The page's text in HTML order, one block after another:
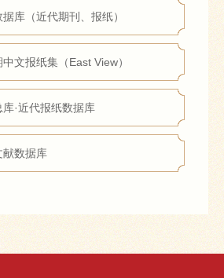
库（近代期刊、报纸）
文报纸集（East View）
·近代报纸数据库
献数据库